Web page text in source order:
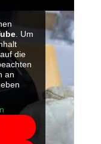
. Um
die
an